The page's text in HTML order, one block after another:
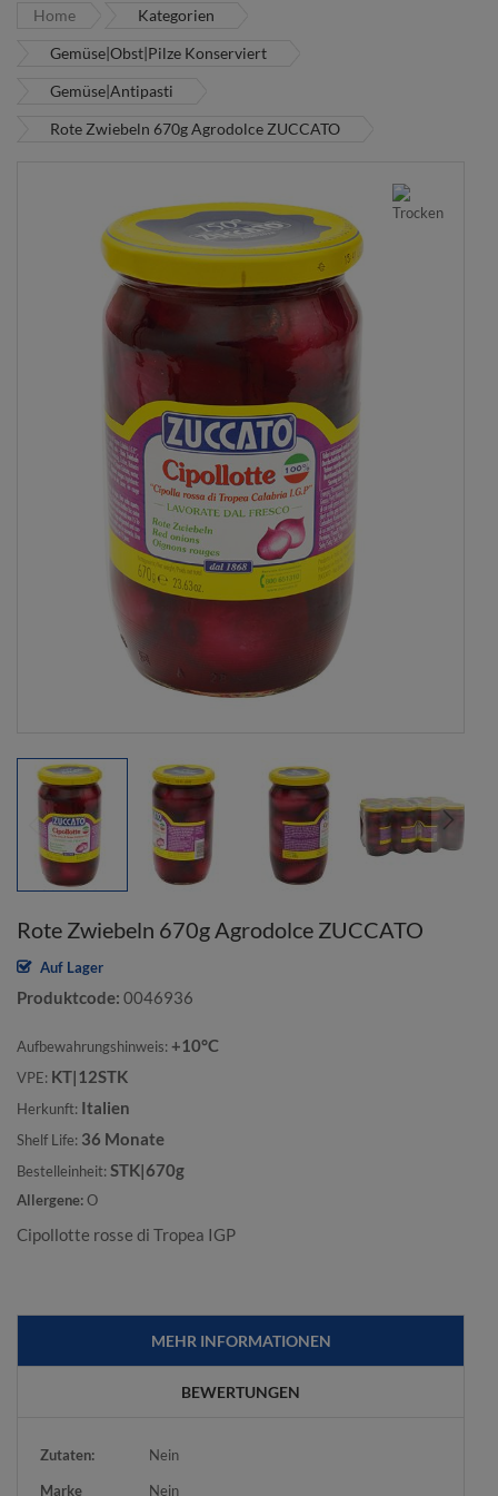
Home
Kategorien
Gemüse|Obst|Pilze Konserviert
Gemüse|Antipasti
Rote Zwiebeln 670g Agrodolce ZUCCATO
Rote Zwiebeln 670g Agrodolce ZUCCATO
Auf Lager
Produktcode 0046936
Aufbewahrungshinweis: +10°C
VPE: KT|12STK
Herkunft: Italien
Shelf Life: 36 Monate
Bestelleinheit: STK|670g
Allergene:O
Cipollotte rosse di Tropea IGP
MEHR INFORMATIONEN
BEWERTUNGEN
Mehr
Zutaten:
Nein
Marke
Nein